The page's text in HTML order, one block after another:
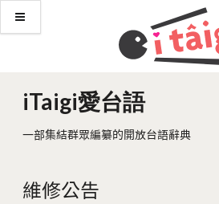
iTaigi愛台語
一部集結群眾編纂的開放台語辭典
維修公告